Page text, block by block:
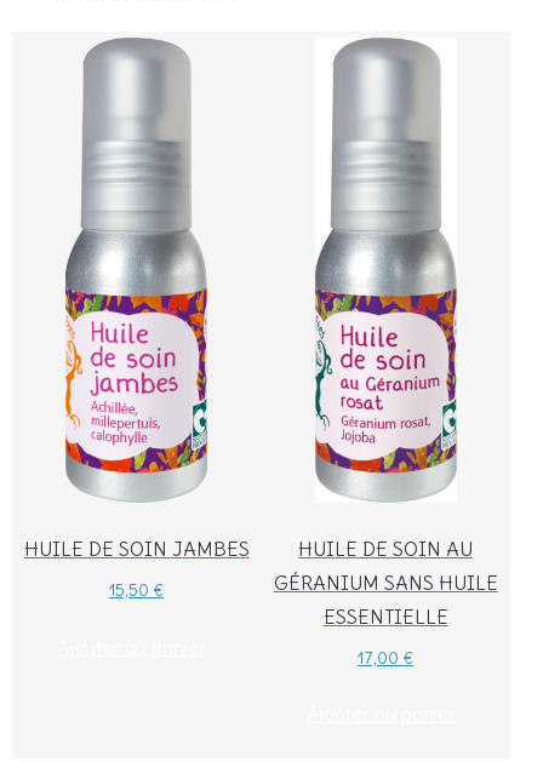
HUILE DE SOIN JAMBES
15,50 €
HUILE DE SOIN AU
GÉRANIUM SANS HUILE
ESSENTIELLE
17,00 €